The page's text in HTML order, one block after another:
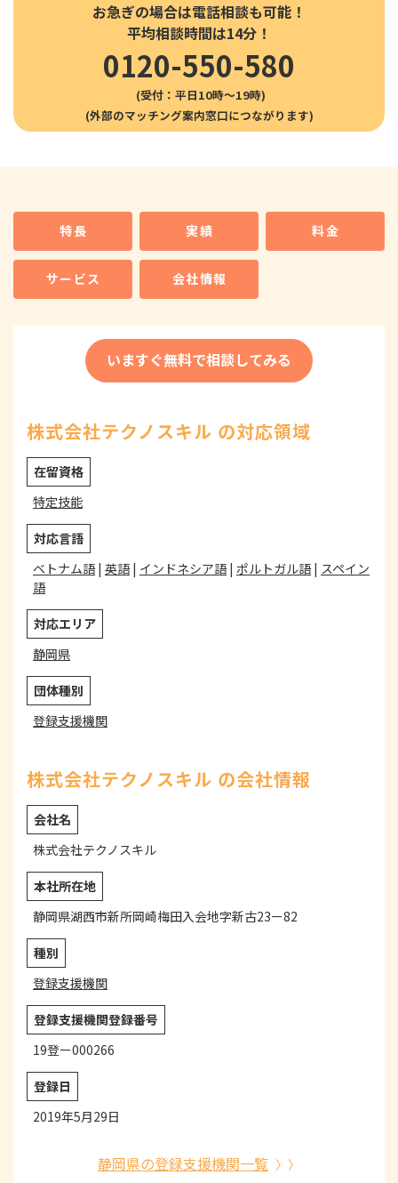
お急ぎの場合は電話相談も可能！
平均相談時間は14分！
0120-550-580
(受付：平日10時〜19時)
特長 実績 料金
サービス 会社情報
いますぐ無料で相談してみる
株式会社テクノスキル の対応領域
在留資格
特定技能
対応言語
ベトナム語| 英語| インドネシア語| ポルトガル語| スペイン
語
対応エリア
静岡県
団体種別
登録支援機関
株式会社テクノスキル の会社情報
会社名
株式会社テクノスキル
本社所在地
静岡県湖西市新所岡崎梅田入会地字新古23ー82
種別
登録支援機関
登録支援機関登録番号
19登ー000266
登録日
2019年5月29日
静岡県の登録支援機関一覧